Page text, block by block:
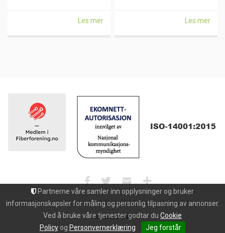
Partnerne våre samler inn opplysninger og bruker
informasjonskapsler for måling og personlig tilpasning av annonser.
Ved å bruke våre tjenester godtar du Cookie
Policyog Personvernerklæring Jeg forstår
Les mer Les mer
© 2026 | Maxeta AS | Tel: +47 33 32 94 30 | E-post: nettbutikk@dgroup.no
Uni Micro Web